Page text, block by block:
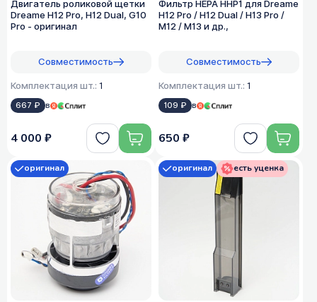
Двигатель роликовой щетки
Dreame H12 Pro, H12 Dual, G10
Pro - оригинал
Совместимость
Комплектация шт.: 1
667 ₽ в
4 000 ₽
Фильтр HEPA HHP1 для Dreame
H12 Pro / H12 Dual / H13 Pro /
M12 / M13 и др.,
Совместимость
Комплектация шт.: 1
109 ₽ в
650 ₽
оригинал оригинал есть уценка